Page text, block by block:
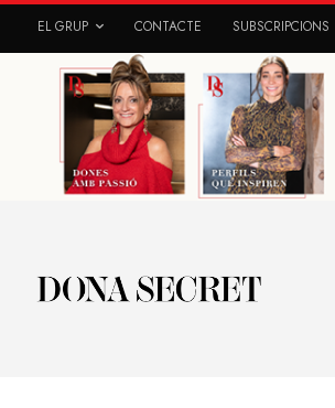
EL GRUP CONTACTE SUBSCRIPCIONS